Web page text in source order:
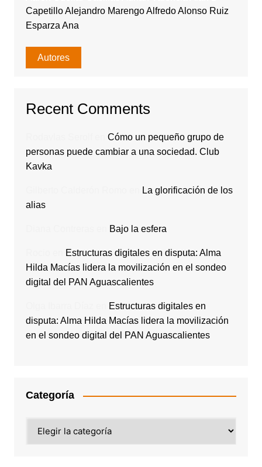
Capetillo Alejandro Marengo Alfredo Alonso Ruiz
Esparza Ana
Autores
Recent Comments
Cómo un pequeño grupo de
personas puede cambiar a una sociedad. Club
Kavka
La glorificación de los
alias
Bajo la esfera
Estructuras digitales en disputa: Alma
Hilda Macías lidera la movilización en el sondeo
digital del PAN Aguascalientes
Estructuras digitales en
disputa: Alma Hilda Macías lidera la movilización
en el sondeo digital del PAN Aguascalientes
Categoría